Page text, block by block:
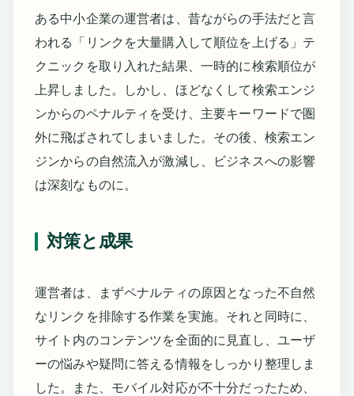
ある中小企業の運営者は、昔ながらの手法だと言
われる「リンクを大量購入して順位を上げる」テ
クニックを取り入れた結果、一時的に検索順位が
上昇しました。しかし、ほどなくして検索エンジ
ンからのペナルティを受け、主要キーワードで圏
外に飛ばされてしまいました。その後、検索エン
ジンからの自然流入が激減し、ビジネスへの影響
は深刻なものに。
対策と成果
運営者は、まずペナルティの原因となった不自然
なリンクを排除する作業を実施。それと同時に、
サイト内のコンテンツを全面的に見直し、ユーザ
ーの悩みや疑問に答える情報をしっかり整理しま
した。また、モバイル対応が不十分だったため、